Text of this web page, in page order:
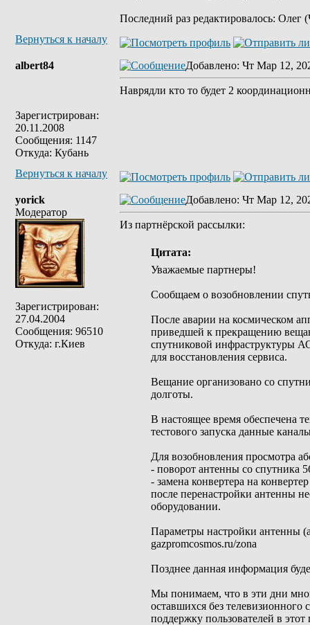
Последний раз редактировалось: Олег
Вернуться к началу
albert84
Зарегистрирован:
20.11.2008
Сообщения: 1147
Откуда: Кубань
Добавлено: Чт Мар 12,
Наврядли кто то будет 2
Вернуться к началу
yorick
Модератор
Зарегистрирован:
27.04.2004
Сообщения: 96510
Откуда: г.Киев
Добавлено: Чт Мар 12,
Из партнёрской рассылки:
Цитата:
Уважаемые партнеры!
Сообщаем о возобновлении
После аварии на космическом
приведшей к прекращению
спутниковой инфраструктуры
для восстановления сервиса.
Вещание организовано со
долготы.
В настоящее время обеспечена
тестового запуска данные
Для возобновления просмотра
- поворот антенны со спутника
- замена конвертера на
после перенастройки антенны
оборудовании.
Параметры настройки антенны
gazpromcosmos.ru/zona
Позднее данная информация
Мы понимаем, что в эти дни
оставшихся без телевизионного
поддержку пользователей в этот